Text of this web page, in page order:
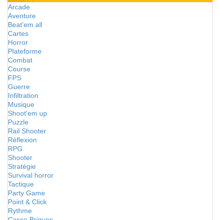
Arcade
Aventure
Beat'em all
Cartes
Horror
Plateforme
Combat
Course
FPS
Guerre
Infiltration
Musique
Shoot'em up
Puzzle
Rail Shooter
Réflexion
RPG
Shooter
Stratégie
Survival horror
Tactique
Party Game
Point & Click
Rythme